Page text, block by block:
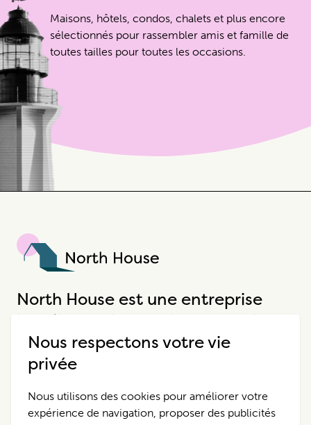
Maisons, hôtels, condos, chalets et plus encore
sélectionnés pour rassembler amis et famille de
toutes tailles pour toutes les occasions.
North House est une entreprise
hôtelière unique qui propose des
expériences extraordinaires.
Pour Nous Contacter
Propriétés
Politique de
Nous respectons votre vie
privée
Nous utilisons des cookies pour améliorer votre
expérience de navigation, proposer des publicités